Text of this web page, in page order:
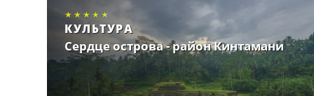
★★★★★
★★★★★
★★★★★
КУЛЬТУРА
Сердце острова - район Кинтамани